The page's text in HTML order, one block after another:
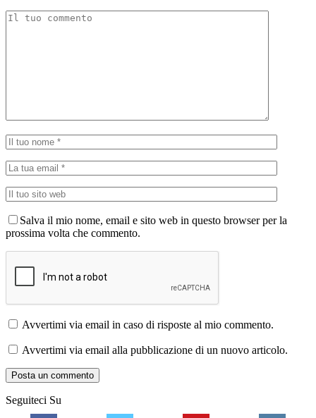
Salva il mio nome, email e sito web in questo browser per la
prossima volta che commento.
Avvertimi via email in caso di risposte al mio commento.
Avvertimi via email alla pubblicazione di un nuovo articolo.
Seguiteci Su